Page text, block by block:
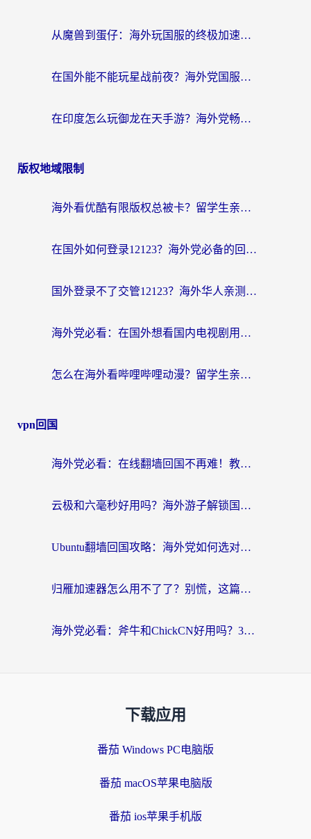
从魔兽到蛋仔：海外玩国服的终极加速指南，找到你的专属高速通道
在国外能不能玩星战前夜？海外党国服游戏不卡顿的秘密武器在这里
在印度怎么玩御龙在天手游？海外党畅玩国服的终极生存指南
版权地域限制
海外看优酷有限版权总被卡？留学生亲测有效的回国加速器选择指南
在国外如何登录12123？海外党必备的回国加速实用指南
国外登录不了交管12123？海外华人亲测有效的回国加速器选择指南
海外党必看：在国外想看国内电视剧用什么软件？3步解决地域限制
怎么在海外看哔哩哔哩动漫？留学生亲测有效的回国加速方案
vpn回国
海外党必看：在线翻墙回国不再难！教你选对加速器无缝刷国内资源
云极和六毫秒好用吗？海外游子解锁国内资源的真实答案
Ubuntu翻墙回国攻略：海外党如何选对加速器，无缝刷国内剧玩游戏？
归雁加速器怎么用不了了？别慌，这篇指南教你如何丝滑“回家”
海外党必看：斧牛和ChickCN好用吗？3款热门加速器实测+番茄加速器深度体验
下载应用
番茄 Windows PC电脑版
番茄 macOS苹果电脑版
番茄 ios苹果手机版